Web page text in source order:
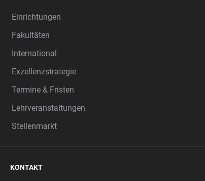
Einrichtungen
Fakultäten
International
Exzellenzstrategie
Termine & Fristen
Lehrveranstaltungen
Stellenmarkt
KONTAKT